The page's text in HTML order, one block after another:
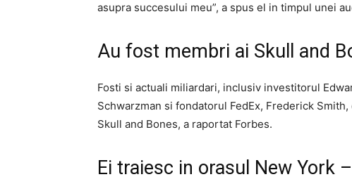
asupra succesului meu”, a spus el in timpul unei
Au fost membri ai Skull and
Fosti si actuali miliardari, inclusiv investitorul
Schwarzman si fondatorul FedEx, Frederick
Skull and Bones, a raportat Forbes.
Ei traiesc in orasul New York